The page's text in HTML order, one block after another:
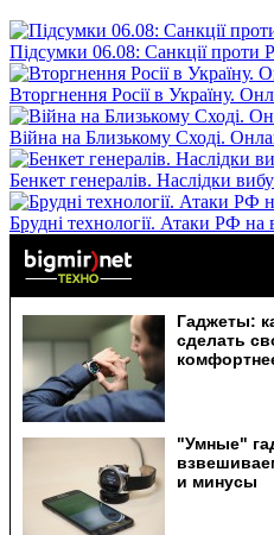
Підсумки 06.08: Санкції проти
Вторгнення Росії в Україну.
Війна на Близькому Сході.
Бенкет генералів. Наслідки
Брудні технології. Атаки РФ на